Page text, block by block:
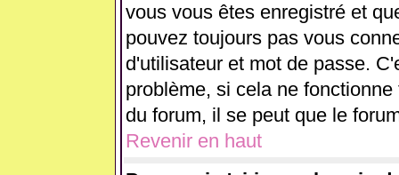
vous vous êtes enregistré et
pouvez toujours pas vous
d'utilisateur et mot de passe.
problème, si cela ne
du forum, il se peut que le
Revenir en haut